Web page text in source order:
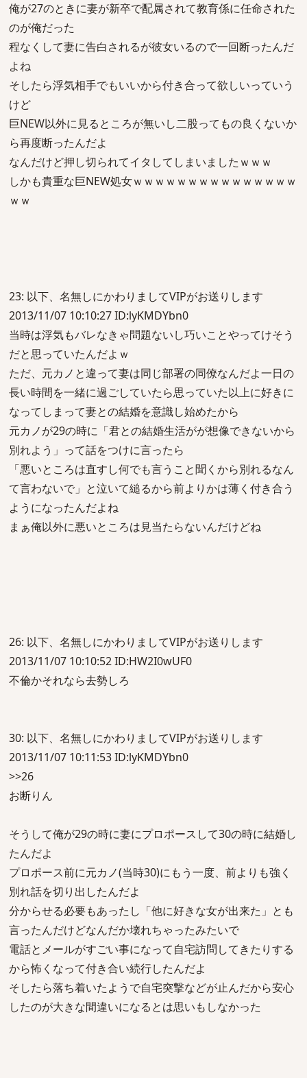
俺が27のときに妻が新卒で配属されて教育係に任命された
のが俺だった
程なくして妻に告白されるが彼女いるので一回断ったんだ
よね
そしたら浮気相手でもいいから付き合って欲しいっていう
けど
巨NEW以外に見るところが無いし二股ってもの良くないか
ら再度断ったんだよ
なんだけど押し切られてイタしてしまいましたｗｗｗ
しかも貴重な巨NEW処女ｗｗｗｗｗｗｗｗｗｗｗｗｗｗｗ
ｗｗ
23: 以下、名無しにかわりましてVIPがお送りします
2013/11/07 10:10:27 ID:lyKMDYbn0
当時は浮気もバレなきゃ問題ないし巧いことやってけそう
だと思っていたんだよｗ
ただ、元カノと違って妻は同じ部署の同僚なんだよ一日の
長い時間を一緒に過ごしていたら思っていた以上に好きに
なってしまって妻との結婚を意識し始めたから
元カノが29の時に「君との結婚生活がが想像できないから
別れよう」って話をつけに言ったら
「悪いところは直すし何でも言うこと聞くから別れるなん
て言わないで」と泣いて縋るから前よりかは薄く付き合う
ようになったんだよね
まぁ俺以外に悪いところは見当たらないんだけどね
26: 以下、名無しにかわりましてVIPがお送りします
2013/11/07 10:10:52 ID:HW2I0wUF0
不倫かそれなら去勢しろ
30: 以下、名無しにかわりましてVIPがお送りします
2013/11/07 10:11:53 ID:lyKMDYbn0
>>26
お断りん
そうして俺が29の時に妻にプロポースして30の時に結婚し
たんだよ
プロポース前に元カノ(当時30)にもう一度、前よりも強く
別れ話を切り出したんだよ
分からせる必要もあったし「他に好きな女が出来た」とも
言ったんだけどなんだか壊れちゃったみたいで
電話とメールがすごい事になって自宅訪問してきたりする
から怖くなって付き合い続行したんだよ
そしたら落ち着いたようで自宅突撃などが止んだから安心
したのが大きな間違いになるとは思いもしなかった